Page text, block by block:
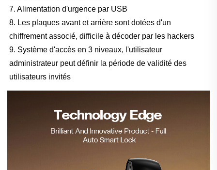
7. Alimentation d'urgence par USB
8. Les plaques avant et arrière sont dotées d'un
chiffrement associé, difficile à décoder par les hackers
9. Système d'accès en 3 niveaux, l'utilisateur
administrateur peut définir la période de validité des
utilisateurs invités